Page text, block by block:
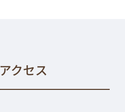
アクセス